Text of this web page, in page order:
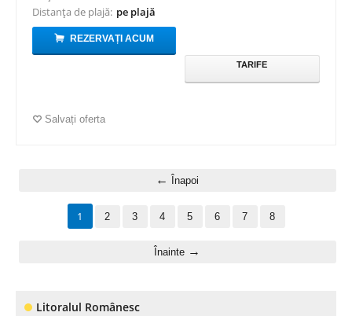
Distanța de plajă: pe plajă
REZERVAȚI ACUM
TARIFE
Salvați oferta
Înapoi
1 2 3 4 5 6 7 8
Înainte
Litoralul Românesc